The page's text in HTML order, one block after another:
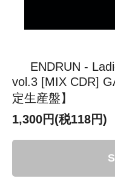
ENDRUN -
vol.3 [MIX CDR]
定生産盤】
1,300円(税118円)